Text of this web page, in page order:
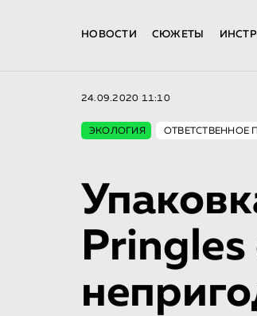
НОВОСТИ СЮЖЕТЫ
24.09.2020 11:10
ЭКОЛОГИЯ ОТВЕТСТВЕННОЕ
Pringles